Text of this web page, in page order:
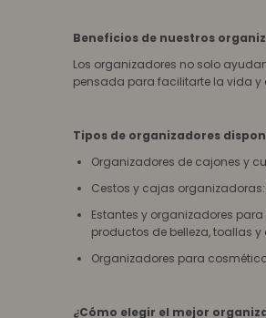
Beneficios de nuestros
Los organizadores no solo
pensada para facilitarte la vida
Tipos de organizadores
Organizadores de cajones y
Cestos y cajas
Estantes y organizadores
productos de belleza, toallas y
Organizadores para
¿Cómo elegir el mejor